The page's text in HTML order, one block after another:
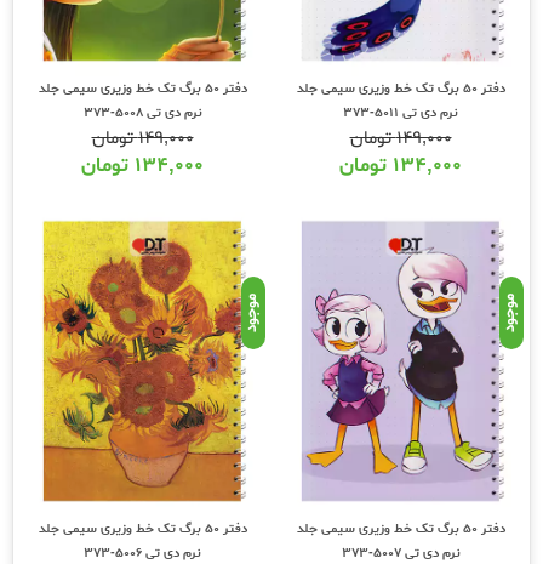
دفتر 50 برگ تک خط وزیری سیمی جلد
نرم دی تی 5011-373
۱۴۹,۰۰۰تومان
۱۳۴,۰۰۰ تومان
دفتر 50 برگ تک خط وزیری سیمی جلد
نرم دی تی 5008-373
۱۴۹,۰۰۰تومان
۱۳۴,۰۰۰ تومان
موجود
دفتر 50 برگ تک خط وزیری سیمی جلد
نرم دی تی 5007-373
موجود
دفتر 50 برگ تک خط وزیری سیمی جلد
نرم دی تی 5006-373